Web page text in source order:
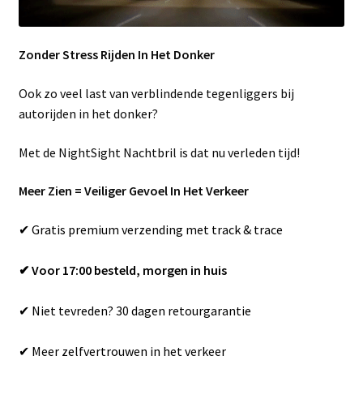
Zonder Stress Rijden In Het Donker
Ook zo veel last van verblindende tegenliggers bij
autorijden in het donker?
Met de NightSight Nachtbril is dat nu verleden tijd!
Meer Zien = Veiliger Gevoel In Het Verkeer
✔ Gratis premium verzending met track & trace
✔ Voor 17:00 besteld, morgen in huis
✔ Niet tevreden? 30 dagen retourgarantie
✔ Meer zelfvertrouwen in het verkeer